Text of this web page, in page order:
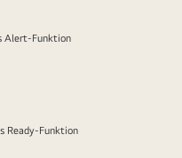
Alert-Funktion
Ready-Funktion